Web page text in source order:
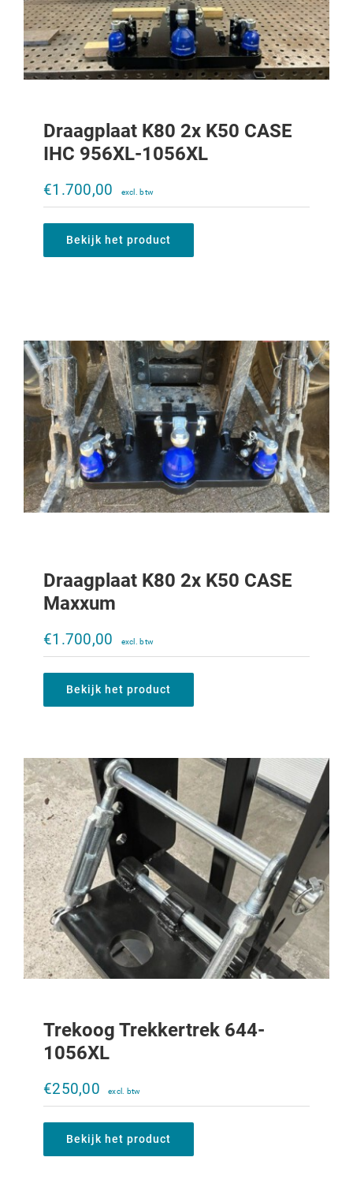
Draagplaat K80 2x K50 CASE
IHC 956XL-1056XL
€1.700,00
Bekijk het product
€1.700,00
Draagplaat K80 2x K50 CASE
Maxxum
€1.700,00
Bekijk het product
€250,00
Trekoog Trekkertrek 644-
1056XL
€250,00
Bekijk het product
Originele ondertrekhaak bok IHC 644-
€1.200,00